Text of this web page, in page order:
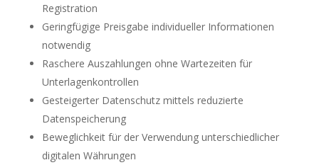
Registration
Geringfügige Preisgabe individueller Informationen
notwendig
Raschere Auszahlungen ohne Wartezeiten für
Unterlagenkontrollen
Gesteigerter Datenschutz mittels reduzierte
Datenspeicherung
Beweglichkeit für der Verwendung unterschiedlicher
digitalen Währungen